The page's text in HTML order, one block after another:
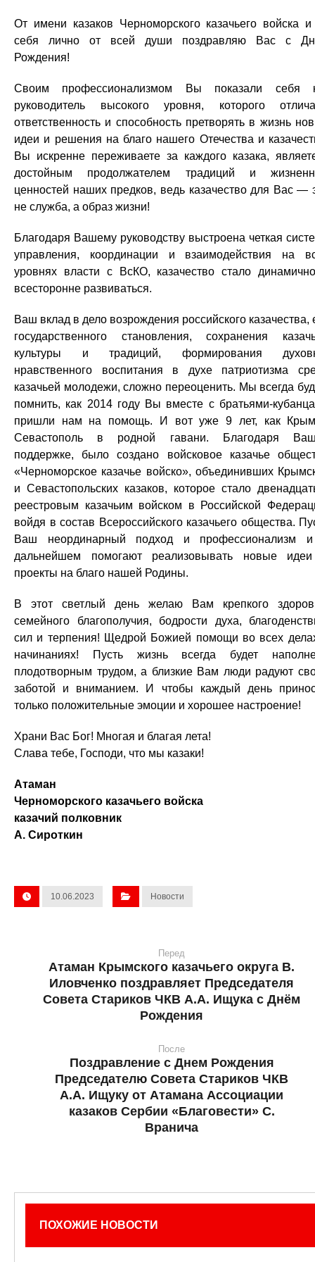
От имени казаков Черноморского казачьего войска и
себя лично от всей души поздравляю Вас с
Рождения!
Своим профессионализмом Вы показали себя
руководитель высокого уровня, которого
ответственность и способность претворять в жизнь
идеи и решения на благо нашего Отечества и
Вы искренне переживаете за каждого казака,
достойным продолжателем традиций и
ценностей наших предков, ведь казачество для Вас —
не служба, а образ жизни!
Благодаря Вашему руководству выстроена четкая
управления, координации и взаимодействия на
уровнях власти с ВсКО, казачество стало
всесторонне развиваться.
Ваш вклад в дело возрождения российского казачества,
государственного становления, сохранения
культуры и традиций, формирования
нравственного воспитания в духе патриотизма
казачьей молодежи, сложно переоценить. Мы всегда
помнить, как 2014 году Вы вместе с братьями-
пришли нам на помощь. И вот уже 9 лет, как
Севастополь в родной гавани. Благодаря
поддержке, было создано войсковое казачье
«Черноморское казачье войско», объединивших
и Севастопольских казаков, которое стало
реестровым казачьим войском в Российской
войдя в состав Всероссийского казачьего общества.
Ваш неординарный подход и профессионализм
дальнейшем помогают реализовывать новые
проекты на благо нашей Родины.
В этот светлый день желаю Вам крепкого
семейного благополучия, бодрости духа,
сил и терпения! Щедрой Божией помощи во всех
начинаниях! Пусть жизнь всегда будет
плодотворным трудом, а близкие Вам люди радуют
заботой и вниманием. И чтобы каждый день
только положительные эмоции и хорошее настроение!
Храни Вас Бог! Многая и благая лета!
Слава тебе, Господи, что мы казаки!
Атаман
Черноморского казачьего войска
казачий полковник
А. Сироткин
10.06.2023 Новости
Перед
Атаман Крымского казачьего округа В.
Иловченко поздравляет Председателя
Совета Стариков ЧКВ А.А. Ищука с Днём
Рождения
После
Поздравление с Днем Рождения
Председателю Совета Стариков ЧКВ
А.А. Ищуку от Атамана Ассоциации
казаков Сербии «Благовести» С.
Вранича
ПОХОЖИЕ НОВОСТИ